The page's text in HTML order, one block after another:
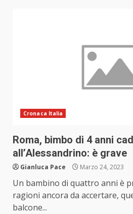
Cronaca Italia
Roma, bimbo di 4 anni
all’Alessandrino: è grave
Gianluca Pace Marzo 24, 2023
Un bambino di quattro anni è
ragioni ancora da accertare,
balcone...